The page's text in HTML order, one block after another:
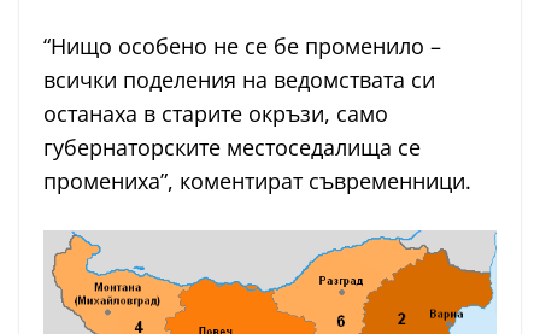
“Нищо особено не се бе променило –
всички поделения на ведомствата си
останаха в старите окръзи, само
губернаторските местоседалища се
промениха”, коментират съвременници.